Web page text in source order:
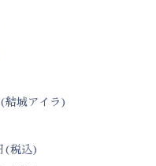
城アイラ)
(税込)